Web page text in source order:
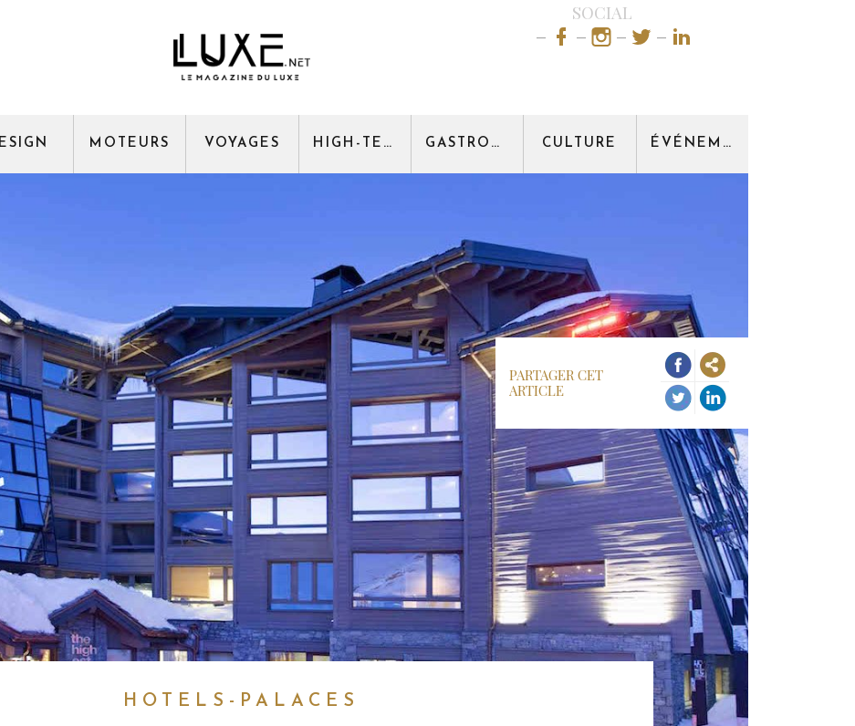
SOCIAL
MOTEURS VOYAGES HIGH-TECH GASTRONOMIE CULTURE ÉVÉNEMENT
PARTAGER CET
ARTICLE
HOTELS-PALACES